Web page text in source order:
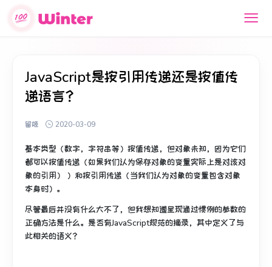
JavaScript是按引用传递还是按值传
递语言？
留姬 2020-03-09
基本类型（数字，字符串等）按值传递，但对象未知，因为它们
都可以按值传递（如果我们认为保存对象的变量实际上是对该对
象的引用） ）和按引用传递（当我们认为对象的变量包含对象
本身时）。
尽管最后并没有什么大不了，但我想知道呈现通过惯例的参数的
正确方法是什么。 是否有JavaScript规范的摘录，其中定义了与
此相关的语义？